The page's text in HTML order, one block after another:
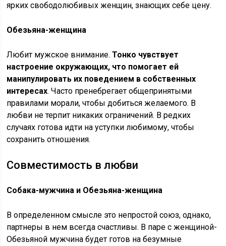
ярких свободолюбивых женщин, знающих себе цену.
Обезьяна-женщина
Любит мужское внимание.Тонко чувствует
настроение окружающих, что помогает ей
манипулировать их поведением в собственных
интересах. Часто пренебрегает общепринятыми
правилами морали, чтобы добиться желаемого. В
любви не терпит никаких ограничений. В редких
случаях готова идти на уступки любимому, чтобы
сохранить отношения.
Совместимость в любви
Собака-мужчина и Обезьяна-женщина
В определенном смысле это непростой союз, однако,
партнеры в нем всегда счастливы. В паре с женщиной-
Обезьяной мужчина будет готов на безумные